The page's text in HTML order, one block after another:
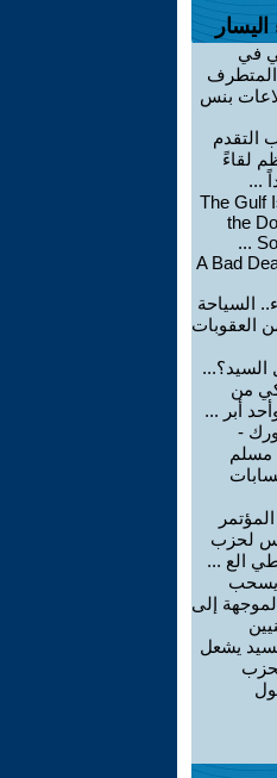
اليسار
في
المتطرف
بنس
التقدم
لقاءً
...
The Gulf
the
A Bad
السياحة
العقوبات
من
أبر ...
-
مسلم
لحزب
الع ...
يسحب
إلى
يشعل